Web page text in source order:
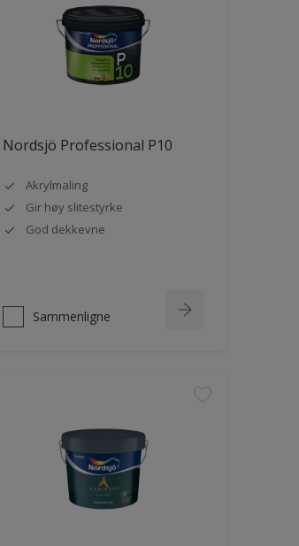
Nordsjö Professional P10
Akrylmaling
Gir høy slitestyrke
God dekkevne
Sammenligne